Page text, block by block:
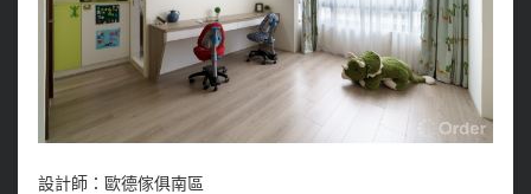
設計師：歐德傢俱南區